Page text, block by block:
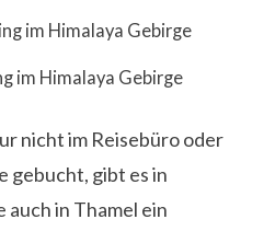
im Himalaya Gebirge
nicht im Reisebüro oder
gebucht, gibt es in
auch in Thamel ein